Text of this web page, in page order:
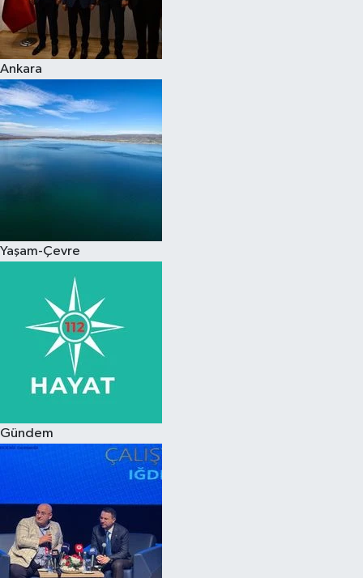
Ankara
Yaşam-Çevre
Gündem
Spor
Çocuk
Eğitim
Kim kimdir?
Kültür Sanat
Sağlık
Siyaset
Teknoloji
Yaşam-Çevre